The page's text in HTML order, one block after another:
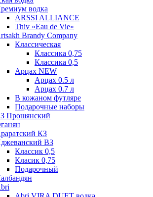
водка
ARSSI ALLIANCE
Thiv «Eau de Vie»
Brandy Company
Классическая
Классика 0,75
Классика 0,5
Арцах NEW
Арцах 0.5 л
Арцах 0.7 л
В кожаном футляре
Подарочные наборы
Прошянский
КЗ
ВЗ
Классик 0,5
Класик 0,75
Подарочный